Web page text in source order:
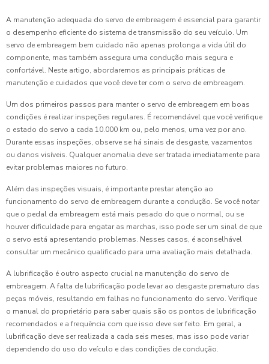
A manutenção adequada do servo de embreagem é essencial para garantir
o desempenho eficiente do sistema de transmissão do seu veículo. Um
servo de embreagem bem cuidado não apenas prolonga a vida útil do
componente, mas também assegura uma condução mais segura e
confortável. Neste artigo, abordaremos as principais práticas de
manutenção e cuidados que você deve ter com o servo de embreagem.
Um dos primeiros passos para manter o servo de embreagem em boas
condições é realizar inspeções regulares. É recomendável que você verifique
o estado do servo a cada 10.000 km ou, pelo menos, uma vez por ano.
Durante essas inspeções, observe se há sinais de desgaste, vazamentos
ou danos visíveis. Qualquer anomalia deve ser tratada imediatamente para
evitar problemas maiores no futuro.
Além das inspeções visuais, é importante prestar atenção ao
funcionamento do servo de embreagem durante a condução. Se você notar
que o pedal da embreagem está mais pesado do que o normal, ou se
houver dificuldade para engatar as marchas, isso pode ser um sinal de que
o servo está apresentando problemas. Nesses casos, é aconselhável
consultar um mecânico qualificado para uma avaliação mais detalhada.
A lubrificação é outro aspecto crucial na manutenção do servo de
embreagem. A falta de lubrificação pode levar ao desgaste prematuro das
peças móveis, resultando em falhas no funcionamento do servo. Verifique
o manual do proprietário para saber quais são os pontos de lubrificação
recomendados e a frequência com que isso deve ser feito. Em geral, a
lubrificação deve ser realizada a cada seis meses, mas isso pode variar
dependendo do uso do veículo e das condições de condução.